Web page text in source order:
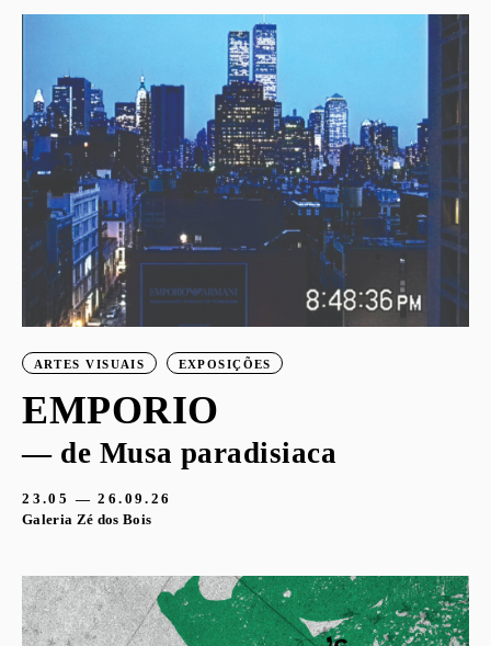
ARTES VISUAIS EXPOSIÇÕES
EMPORIO
— de Musa paradisiaca
23.05 — 26.09.26
Galeria Zé dos Bois